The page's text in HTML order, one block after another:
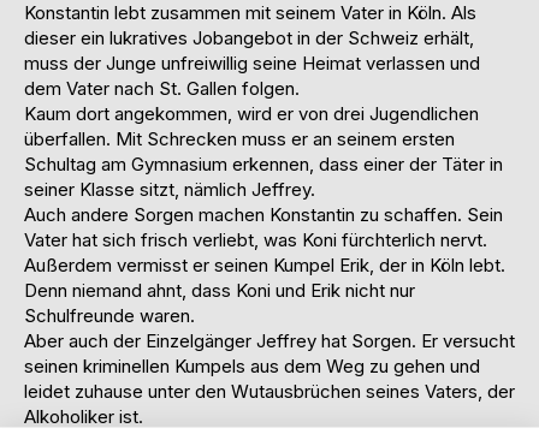
Konstantin lebt zusammen mit seinem Vater in Köln. Als
dieser ein lukratives Jobangebot in der Schweiz erhält,
muss der Junge unfreiwillig seine Heimat verlassen und
dem Vater nach St. Gallen folgen.
Kaum dort angekommen, wird er von drei Jugendlichen
überfallen. Mit Schrecken muss er an seinem ersten
Schultag am Gymnasium erkennen, dass einer der Täter in
seiner Klasse sitzt, nämlich Jeffrey.
Auch andere Sorgen machen Konstantin zu schaffen. Sein
Vater hat sich frisch verliebt, was Koni fürchterlich nervt.
Außerdem vermisst er seinen Kumpel Erik, der in Köln lebt.
Denn niemand ahnt, dass Koni und Erik nicht nur
Schulfreunde waren.
Aber auch der Einzelgänger Jeffrey hat Sorgen. Er versucht
seinen kriminellen Kumpels aus dem Weg zu gehen und
leidet zuhause unter den Wutausbrüchen seines Vaters, der
Alkoholiker ist.